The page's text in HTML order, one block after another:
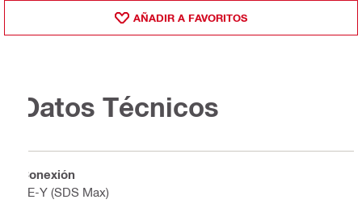
AÑADIR A FAVORITOS
Datos Técnicos
Conexión
TE-Y (SDS Max)